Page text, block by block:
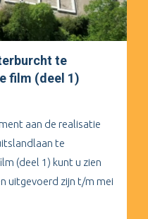
te
film (deel 1)
aan de realisatie
te
(deel 1) kunt u zien
uitgevoerd zijn t/m mei